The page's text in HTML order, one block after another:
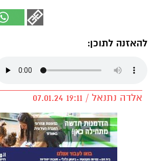
להאזנה לתוכן:
אלדה נתנאל / 19:11 07.01.24